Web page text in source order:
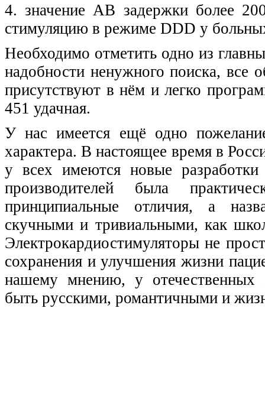
4. значение АВ задержки более
стимуляцию в режиме DDD у
Необходимо отметить одно из
надобности ненужного поиска, все
присутствуют в нём и легко
451 удачная.
У нас имеется ещё одно
характера. В настоящее время в
у всех имеются новые
производителей была
принципиальные отличия, а
скучными и тривиальными, как
Электрокардиостимуляторы не
сохранения и улучшения жизни
нашему мнению, у отечественных
быть русскими, романтичными и